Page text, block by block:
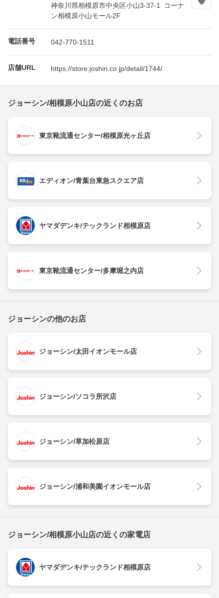
神奈川県相模原市中央区小山3-37-1 コーナ
ン相模原小山モール2F
電話番号 042-770-1511
店舗URL https://store.joshin.co.jp/detail/1744/
ジョーシン/相模原小山店の近くのお店
東京靴流通センター/相模原光ヶ丘店
エディオン/青葉台東急スクエア店
ヤマダデンキ/テックランド相模原店
東京靴流通センター/多摩堀之内店
ジョーシンの他のお店
ジョーシン/太田イオンモール店
ジョーシン/ソコラ所沢店
ジョーシン/草加松原店
ジョーシン/浦和美園イオンモール店
ジョーシン/相模原小山店の近くの家電店
ヤマダデンキ/テックランド相模原店